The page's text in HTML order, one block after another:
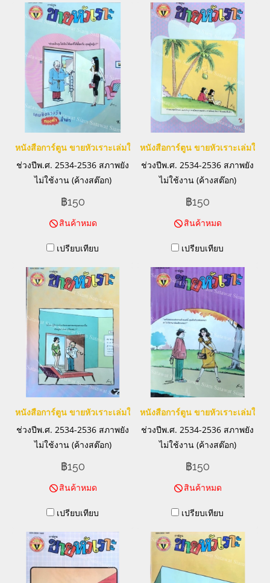
หนังสือการ์ตูน ขายหัวเราะเล่มใหญ่
ช่วงปีพ.ศ. 2534-2536 สภาพยัง
ไม่ใช้งาน (ค้างสต๊อก)
฿150
สินค้าหมด
เปรียบเทียบ
หนังสือการ์ตูน ขายหัวเราะเล่มใหญ่
ช่วงปีพ.ศ. 2534-2536 สภาพยัง
ไม่ใช้งาน (ค้างสต๊อก)
฿150
สินค้าหมด
เปรียบเทียบ
หนังสือการ์ตูน ขายหัวเราะเล่มใหญ่
ช่วงปีพ.ศ. 2534-2536 สภาพยัง
ไม่ใช้งาน (ค้างสต๊อก)
฿150
สินค้าหมด
เปรียบเทียบ
หนังสือการ์ตูน ขายหัวเราะเล่มใหญ่
ช่วงปีพ.ศ. 2534-2536 สภาพยัง
ไม่ใช้งาน (ค้างสต๊อก)
฿150
สินค้าหมด
เปรียบเทียบ